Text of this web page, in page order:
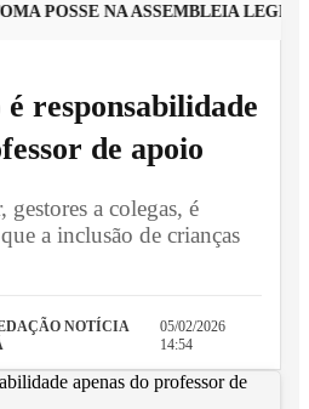
POSSE NA ASSEMBLEIA
responsabilidade
de apoio
a colegas, é
a inclusão de crianças
NOTÍCIA
05/02/2026
14:54